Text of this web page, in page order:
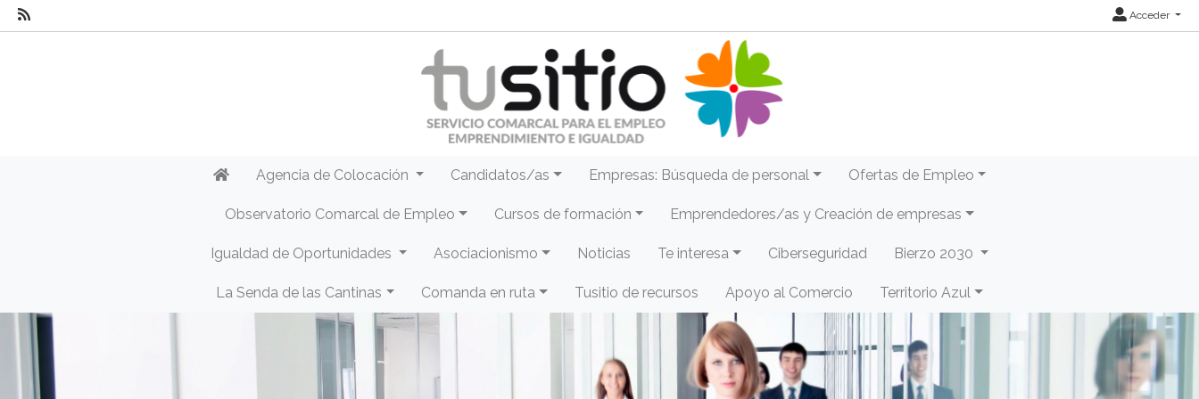
Acceder
Agencia de Colocación Candidatos/as Empresas: Búsqueda de personal Ofertas de Empleo
Observatorio Comarcal de Empleo Cursos de formación Emprendedores/as y Creación de empresas
Igualdad de Oportunidades Asociacionismo Noticias Te interesa Ciberseguridad Bierzo 2030
La Senda de las Cantinas Comanda en ruta Tusitio de recursos Apoyo al Comercio Territorio Azul